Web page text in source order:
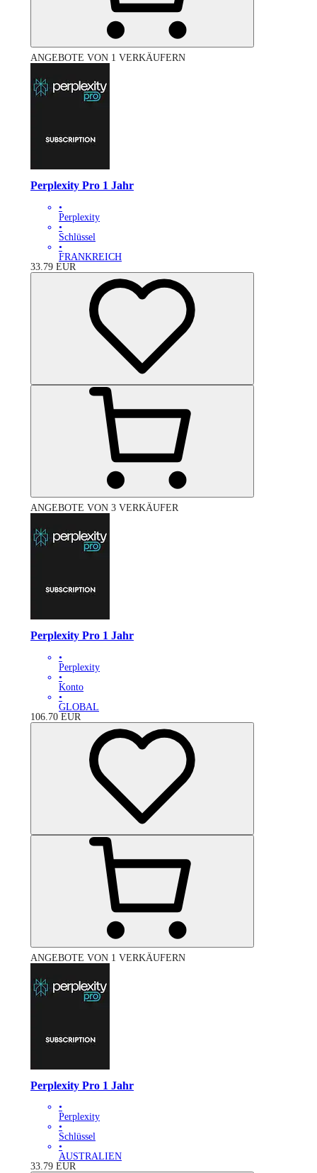
ANGEBOTE VON 1 VERKÄUFERN
Perplexity Pro 1 Jahr
•
Perplexity
•
Schlüssel
•
FRANKREICH
33.79 EUR
ANGEBOTE VON 3 VERKÄUFER
Perplexity Pro 1 Jahr
•
Perplexity
•
Konto
•
GLOBAL
106.70 EUR
ANGEBOTE VON 1 VERKÄUFERN
Perplexity Pro 1 Jahr
•
Perplexity
•
Schlüssel
•
AUSTRALIEN
33.79 EUR